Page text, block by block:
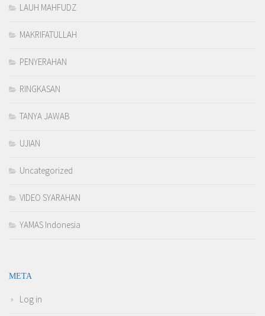
LAUH MAHFUDZ
MAKRIFATULLAH
PENYERAHAN
RINGKASAN
TANYA JAWAB
UJIAN
Uncategorized
VIDEO SYARAHAN
YAMAS Indonesia
META
Log in